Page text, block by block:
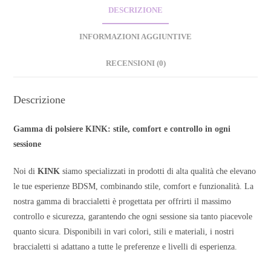
DESCRIZIONE
INFORMAZIONI AGGIUNTIVE
RECENSIONI (0)
Descrizione
Gamma di polsiere KINK: stile, comfort e controllo in ogni
sessione
Noi diKINK siamo specializzati in prodotti di alta qualità che elevano
le tue esperienze BDSM, combinando stile, comfort e funzionalità. La
nostra gamma di braccialetti è progettata per offrirti il massimo
controllo e sicurezza, garantendo che ogni sessione sia tanto piacevole
quanto sicura. Disponibili in vari colori, stili e materiali, i nostri
braccialetti si adattano a tutte le preferenze e livelli di esperienza.